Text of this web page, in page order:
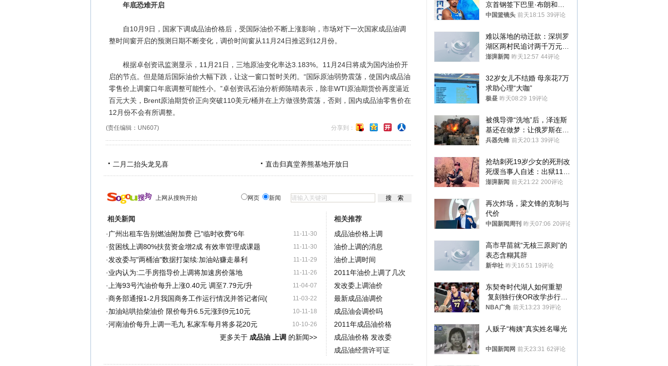
年底恐难开启
自10月9日，国家下调成品油价格后，受国际油价不断上涨影响，市场对下一次国家成品油调
整时间窗开启的预测日期不断变化，调价时间窗从11月24日推迟到12月份。
根据卓创资讯监测显示，11月21日，三地原油变化率达3.183%。11月24日将成为国内油价开
启的节点。但是随后国际油价大幅下跌，让这一窗口暂时关闭。“国际原油弱势震荡，使国内成品油
零售价上调窗口年底调整可能性小。”卓创资讯石油分析师陈晴表示，除非WTI原油期货价再度逼近
百元大关，Brent原油期货价正向突破110美元/桶并在上方做强势震荡，否则，国内成品油零售价在
12月份不会有所调整。
(责任编辑：UN607) 分享到：
二月二抬头龙见喜 直击归真堂养熊基地开放日
上网从搜狗开始 网页 新闻
相关新闻
11-11-30
· 广州出租车告别燃油附加费 已"临时收费"6年
11-11-30
·贫困线上调80%扶贫资金增2成 有效率管理成课题
11-11-29
·发改委与"两桶油"数据打架续:加油站赚走暴利
11-11-26
·业内认为:二手房指导价上调将加速房价落地
11-04-07
· 上海93号汽油价每升上涨0.40元 调至7.79元/升
11-03-22
·商务部通报1-2月我国商务工作运行情况并答记者问(
10-11-18
·加油站哄抬柴油价 限价每升6.5元涨到9元10元
10-10-26
·河南油价每升上调一毛九 私家车每月将多花20元
更多关于 成品油 上调 的新闻>>
相关推荐
成品油价格上调
油价上调的消息
油价上调时间
2011年油价上调了几次
发改委上调油价
最新成品油调价
成品油会调价吗
2011年成品油价格
成品油价格 发改委
成品油经营许可证
京首钢签下巴里·布朗和桑
普森
中国篮镜头 前天18:15 39评论
难以落地的动迁款：深圳罗
湖区两村民追讨两千万元动
迁款八年未果
澎湃新闻 昨天12:57 44评论
32岁女儿不结婚 母亲花7万
求助心理“大咖”
极昼 昨天08:29 19评论
被俄导弹“洗地”后，泽连斯
基还在做梦：让俄罗斯在冬
季前求和？
兵器先锋 前天20:13 39评论
抢劫刺死19岁少女的死刑改
死缓当事人自述：出狱11年
间始终刻意躲避被害人家属
澎湃新闻 前天21:22 200评论
再次炸场，梁文锋的克制与
代价
中国新闻周刊 昨天07:06 20评论
高市早苗就“无核三原则”的
表态含糊其辞
新华社 昨天16:51 19评论
东契奇时代湖人如何重塑
复刻独行侠OR改学步行
者？
NBA广角 前天13:23 39评论
人贩子“梅姨”真实姓名曝光
中国新闻网 前天23:31 62评论